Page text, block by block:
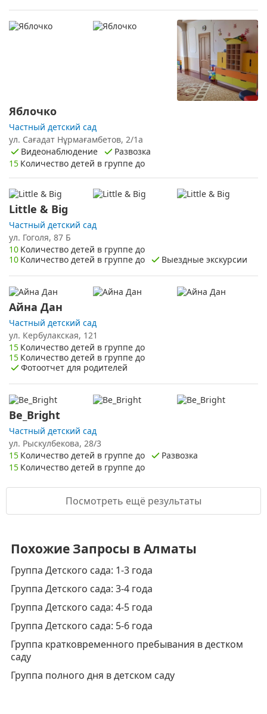
Яблочко
Частный детский сад
​ул. Сағадат Нұрмағамбетов, 2/1а
Видеонаблюдение
Развозка
15 Количество детей в группе до
Little & Big
Частный детский сад
ул. Гоголя, 87 Б
10 Количество детей в группе до
10 Количество детей в группе до Выездные экскурсии
Айна Дан
Частный детский сад
ул. ​Кербулакская, 121
15 Количество детей в группе до
15 Количество детей в группе до
Фотоотчет для родителей
Be_Bright
Частный детский сад
ул. Рыскулбекова, 28/3
15 Количество детей в группе до
Развозка
15 Количество детей в группе до
Посмотреть ещё результаты
Похожие Запросы в Алматы
Группа Детского сада: 1-3 года
Группа Детского сада: 3-4 года
Группа Детского сада: 4-5 года
Группа Детского сада: 5-6 года
Группа кратковременного пребывания в дестком
саду
Группа полного дня в детском саду